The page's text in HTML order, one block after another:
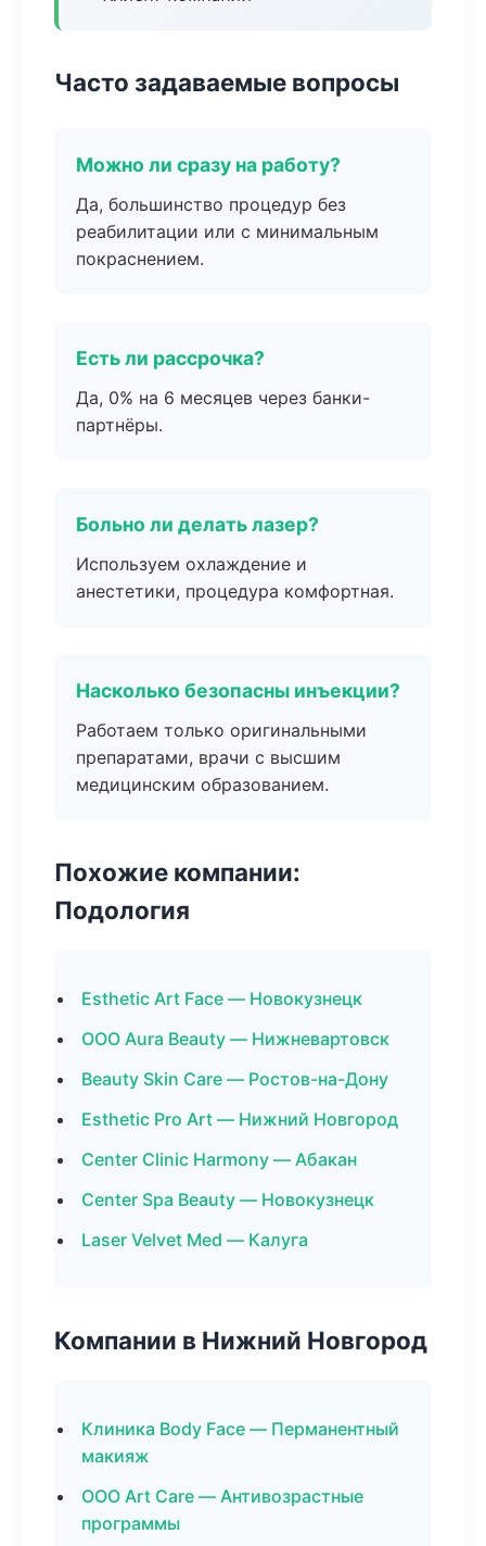
Часто задаваемые вопросы
Можно ли сразу на работу?
Да, большинство процедур без
реабилитации или с минимальным
покраснением.
Есть ли рассрочка?
Да, 0% на 6 месяцев через банки-
партнёры.
Больно ли делать лазер?
Используем охлаждение и
анестетики, процедура комфортная.
Насколько безопасны инъекции?
Работаем только оригинальными
препаратами, врачи с высшим
медицинским образованием.
Похожие компании:
Подология
Esthetic Art Face — Новокузнецк
ООО Aura Beauty — Нижневартовск
Beauty Skin Care — Ростов-на-Дону
Esthetic Pro Art — Нижний Новгород
Center Clinic Harmony — Абакан
Center Spa Beauty — Новокузнецк
Laser Velvet Med — Калуга
Компании в Нижний Новгород
Клиника Body Face — Перманентный
макияж
ООО Art Care — Антивозрастные
программы